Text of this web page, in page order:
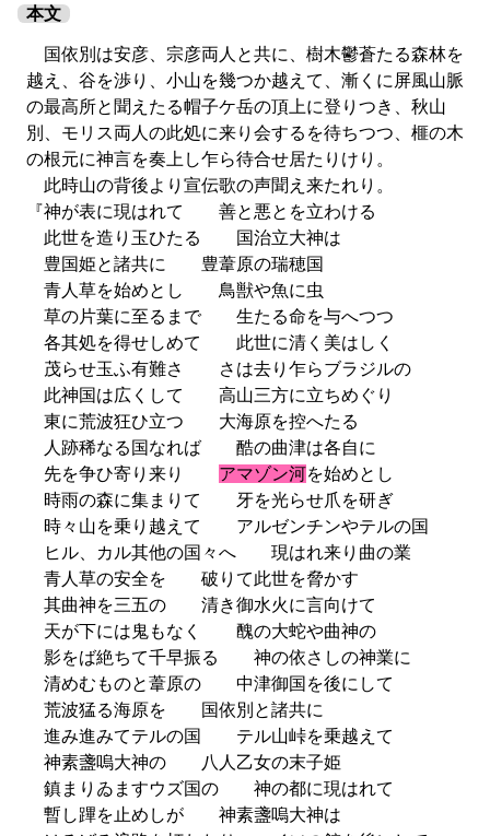
本文
国依別は安彦、宗彦両人と共に、樹木鬱蒼たる森林を
越え、谷を渉り、小山を幾つか越えて、漸くに屏風山脈
の最高所と聞えたる帽子ケ岳の頂上に登りつき、秋山
別、モリス両人の此処に来り会するを待ちつつ、榧の木
の根元に神言を奏上し乍ら待合せ居たりけり。
此時山の背後より宣伝歌の声聞え来たれり。
『神が表に現はれて 善と悪とを立わける
此世を造り玉ひたる 国治立大神は
豊国姫と諸共に 豊葦原の瑞穂国
青人草を始めとし 鳥獣や魚に虫
草の片葉に至るまで 生たる命を与へつつ
各其処を得せしめて 此世に清く美はしく
茂らせ玉ふ有難さ さは去り乍らブラジルの
此神国は広くして 高山三方に立ちめぐり
東に荒波狂ひ立つ 大海原を控へたる
人跡稀なる国なれば 酷の曲津は各自に
先を争ひ寄り来り アマゾン河を始めとし
時雨の森に集まりて 牙を光らせ爪を研ぎ
時々山を乗り越えて アルゼンチンやテルの国
ヒル、カル其他の国々へ 現はれ来り曲の業
青人草の安全を 破りて此世を脅かす
其曲神を三五の 清き御水火に言向けて
天が下には鬼もなく 醜の大蛇や曲神の
影をば絶ちて千早振る 神の依さしの神業に
清めむものと葦原の 中津御国を後にして
荒波猛る海原を 国依別と諸共に
進み進みてテルの国 テル山峠を乗越えて
神素盞嗚大神の 八人乙女の末子姫
鎮まりゐますウズ国の 神の都に現はれて
暫し蹕を止めしが 神素盞嗚大神は